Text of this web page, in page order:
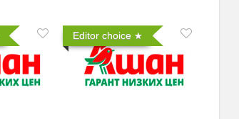
Editor choice